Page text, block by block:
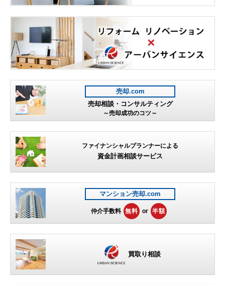
売却.com
売却相談・コンサルティング
～売却成功のコツ～
ファイナンシャルプランナーによる
資金計画相談サービス
マンション売却.com
仲介手数料 無料 or 半額
買取り相談